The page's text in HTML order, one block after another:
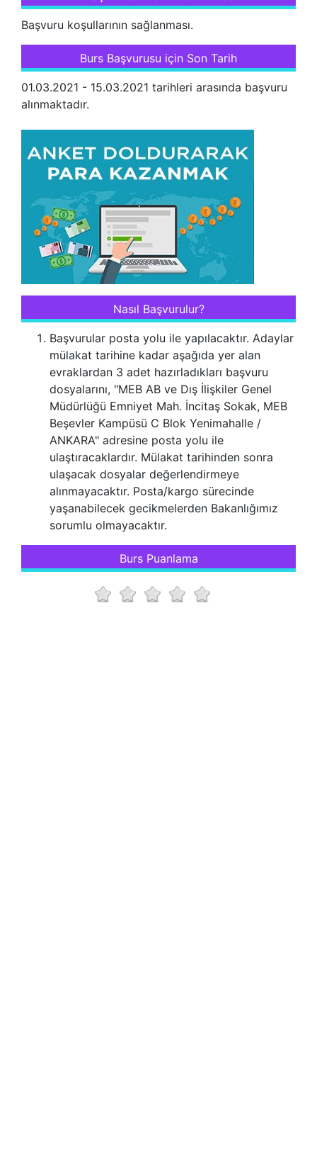
Başvuru koşullarının sağlanması.
Burs Başvurusu için Son Tarih
01.03.2021 - 15.03.2021 tarihleri arasında başvuru
alınmaktadır.
Nasıl Başvurulur?
Başvurular posta yolu ile yapılacaktır. Adaylar
mülakat tarihine kadar aşağıda yer alan
evraklardan 3 adet hazırladıkları başvuru
dosyalarını, "MEB AB ve Dış İlişkiler Genel
Müdürlüğü Emniyet Mah. İncitaş Sokak, MEB
Beşevler Kampüsü C Blok Yenimahalle /
ANKARA" adresine posta yolu ile
ulaştıracaklardır. Mülakat tarihinden sonra
ulaşacak dosyalar değerlendirmeye
alınmayacaktır. Posta/kargo sürecinde
yaşanabilecek gecikmelerden Bakanlığımız
sorumlu olmayacaktır.
Burs Puanlama